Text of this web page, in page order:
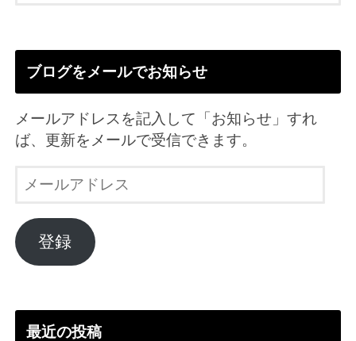
ブログをメールでお知らせ
メールアドレスを記入して「お知らせ」すれ
ば、更新をメールで受信できます。
ル
ア
ド
登録
最近の投稿